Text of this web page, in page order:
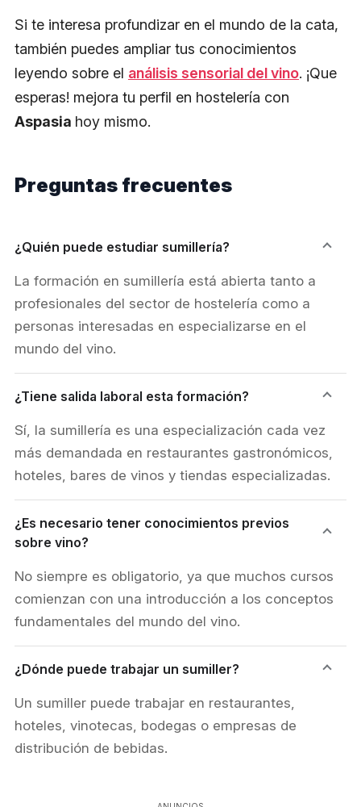
Si te interesa profundizar en el mundo de la cata,
también puedes ampliar tus conocimientos
leyendo sobre el análisis sensorial del vino. ¡Que
esperas! mejora tu perfil en hostelería con
Aspasia hoy mismo.
Preguntas frecuentes
¿Quién puede estudiar sumillería?
La formación en sumillería está abierta tanto a
profesionales del sector de hostelería como a
personas interesadas en especializarse en el
mundo del vino.
¿Tiene salida laboral esta formación?
Sí, la sumillería es una especialización cada vez
más demandada en restaurantes gastronómicos,
hoteles, bares de vinos y tiendas especializadas.
¿Es necesario tener conocimientos previos
sobre vino?
No siempre es obligatorio, ya que muchos cursos
comienzan con una introducción a los conceptos
fundamentales del mundo del vino.
¿Dónde puede trabajar un sumiller?
Un sumiller puede trabajar en restaurantes,
hoteles, vinotecas, bodegas o empresas de
distribución de bebidas.